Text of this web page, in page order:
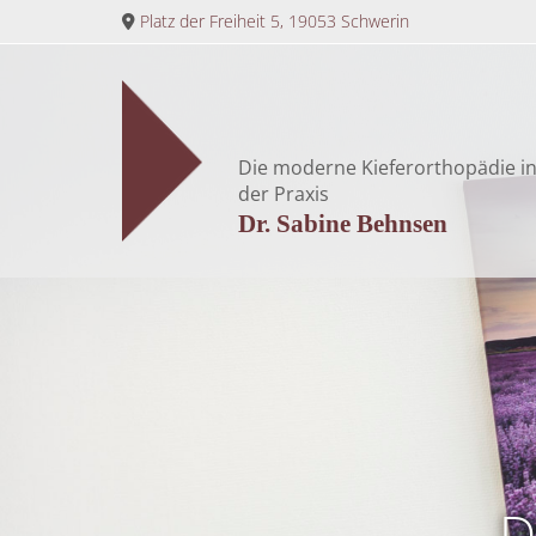
Zum Inhalt springen
 Platz der Freiheit 5, 19053 Schwerin
Die moderne Kieferorthopädie in
der Praxis
Dr. Sabine Behnsen